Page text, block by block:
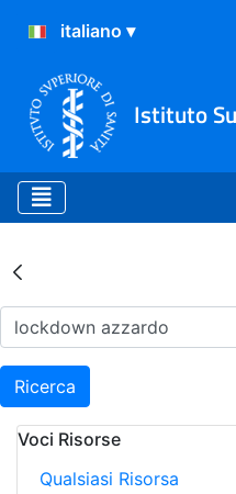
Istituto
Risultati
Ricerca
Voci Risorse
Qualsiasi Risorsa